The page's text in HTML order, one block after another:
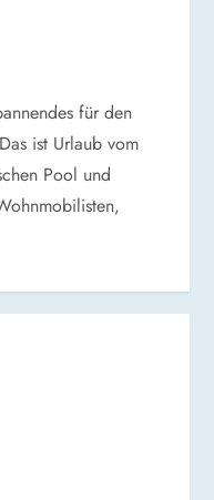
für den
ist Urlaub vom
Pool und